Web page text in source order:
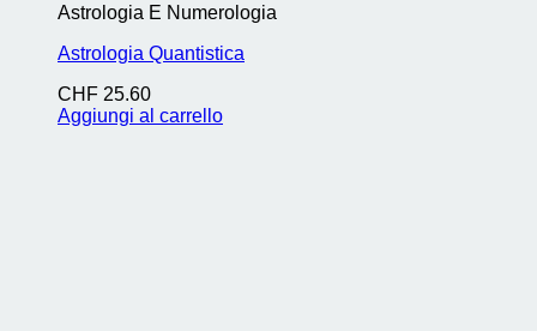
Astrologia E Numerologia
Astrologia Quantistica
CHF 25.60
Aggiungi al carrello